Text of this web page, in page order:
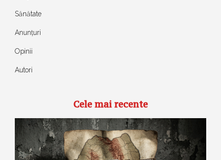
Sănătate
Anunțuri
Opinii
Autori
Cele mai recente